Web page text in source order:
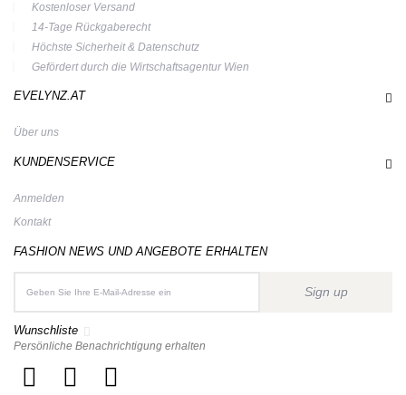
Kostenloser Versand
14-Tage Rückgaberecht
Höchste Sicherheit & Datenschutz
Gefördert durch die Wirtschaftsagentur Wien
EVELYNZ.AT
Über uns
KUNDENSERVICE
Anmelden
Kontakt
FASHION NEWS UND ANGEBOTE ERHALTEN
Sign up
Wunschliste
Persönliche Benachrichtigung erhalten